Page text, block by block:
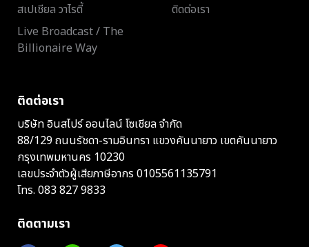
สเปเชียล วาไรตี้
Live Broadcast / The
Billionaire Way
ติดต่อเรา
ติดต่อเรา
บริษัท อินสไปร์ ออนไลน์ โซเชียล จำกัด
88/129 ถนนรัชดา-รามอินทรา แขวงคันนายาว เขตคันนายาว
กรุงเทพมหานคร 10230
เลขประจำตัวผู้เสียภาษีอากร 0105561135791
โทร. 083 827 9833
ติดตามเรา